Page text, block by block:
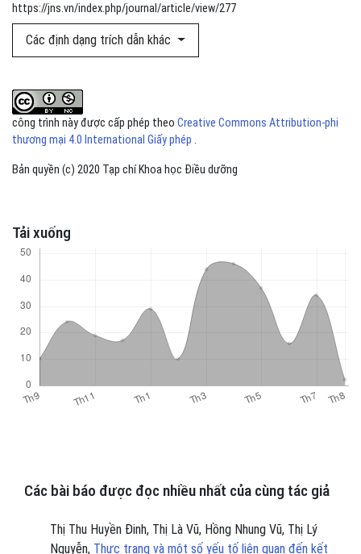
https://jns.vn/index.php/journal/article/view/277
Các định dạng trích dẫn khác
Tải xuống
công trình này được cấp phép theo Creative Commons Attribution-phi
thương mại 4.0 International Giấy phép .
Bản quyền (c) 2020 Tạp chí Khoa học Điều dưỡng
Các bài báo được đọc nhiều nhất của cùng tác giả
Thị Thu Huyền Đinh, Thị Là Vũ, Hồng Nhung Vũ, Thị Lý
Nguyễn, Thực trạng và một số yếu tố liên quan đến kết